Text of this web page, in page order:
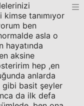
tanımıyor
ben
asla o
hayatında
aksine
hep ,en
anlarda
basit şeyler
da ilk defa